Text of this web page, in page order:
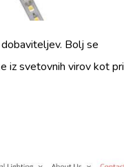
Bolj se
iz svetovnih virov kot pri